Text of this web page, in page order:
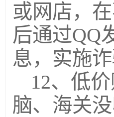
或网店，
后通过QQ
息，实施诈
12、低
脑、海关